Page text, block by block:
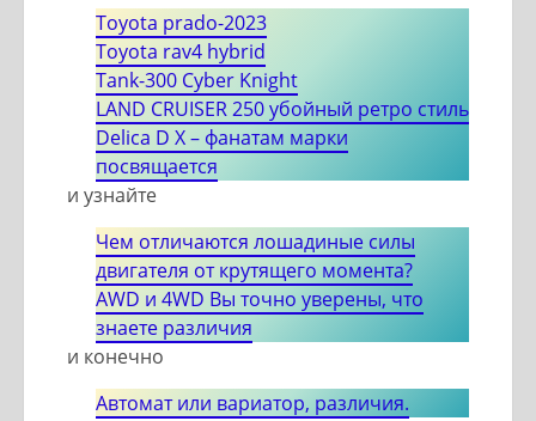
Toyota prado-2023
Toyota rav4 hybrid
Tank-300 Cyber Knight
LAND CRUISER 250 убойный ретро стиль
Delica D X – фанатам марки
посвящается
и узнайте
Чем отличаются лошадиные силы
двигателя от крутящего момента?
AWD и 4WD Вы точно уверены, что
знаете различия
и конечно
Автомат или вариатор, различия.